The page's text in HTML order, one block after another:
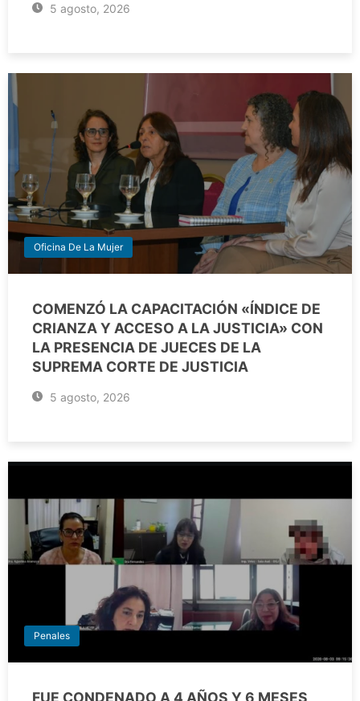
5 agosto, 2026
Oficina De La Mujer
COMENZÓ LA CAPACITACIÓN «ÍNDICE DE
CRIANZA Y ACCESO A LA JUSTICIA» CON
LA PRESENCIA DE JUECES DE LA
SUPREMA CORTE DE JUSTICIA
5 agosto, 2026
Penales
FUE CONDENADO A 4 AÑOS Y 6 MESES